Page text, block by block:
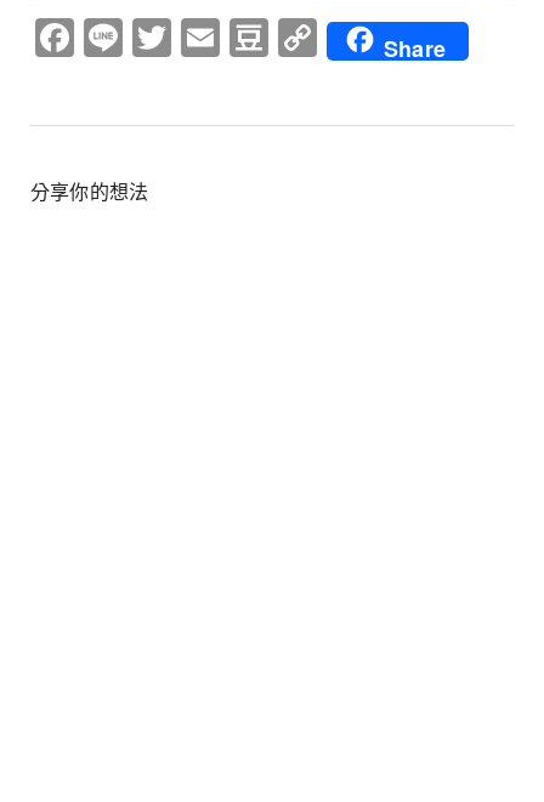
Facebook
LineTwitter
EmailDouban
Copy
Link
Share
分享你的想法